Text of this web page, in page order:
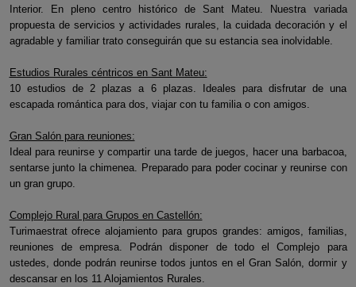
Interior. En pleno centro histórico de Sant Mateu. Nuestra variada
propuesta de servicios y actividades rurales, la cuidada decoración y el
agradable y familiar trato conseguirán que su estancia sea inolvidable.
Estudios Rurales céntricos en Sant Mateu:
10 estudios de 2 plazas a 6 plazas. Ideales para disfrutar de una
escapada romántica para dos, viajar con tu familia o con amigos.
Gran Salón para reuniones:
Ideal para reunirse y compartir una tarde de juegos, hacer una barbacoa,
sentarse junto la chimenea. Preparado para poder cocinar y reunirse con
un gran grupo.
Complejo Rural para Grupos en Castellón:
Turimaestrat ofrece alojamiento para grupos grandes: amigos, familias,
reuniones de empresa. Podrán disponer de todo el Complejo para
ustedes, donde podrán reunirse todos juntos en el Gran Salón, dormir y
descansar en los 11 Alojamientos Rurales.